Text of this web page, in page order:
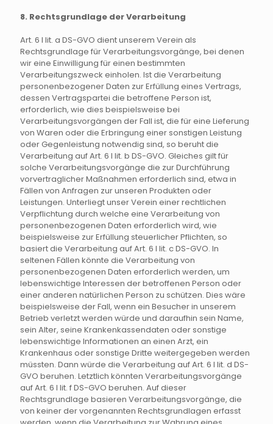
8. Rechtsgrundlage der Verarbeitung
Art. 6 I lit. a DS-GVO dient unserem Verein als
Rechtsgrundlage für Verarbeitungsvorgänge, bei denen
wir eine Einwilligung für einen bestimmten
Verarbeitungszweck einholen. Ist die Verarbeitung
personenbezogener Daten zur Erfüllung eines Vertrags,
dessen Vertragspartei die betroffene Person ist,
erforderlich, wie dies beispielsweise bei
Verarbeitungsvorgängen der Fall ist, die für eine Lieferung
von Waren oder die Erbringung einer sonstigen Leistung
oder Gegenleistung notwendig sind, so beruht die
Verarbeitung auf Art. 6 I lit. b DS-GVO. Gleiches gilt für
solche Verarbeitungsvorgänge die zur Durchführung
vorvertraglicher Maßnahmen erforderlich sind, etwa in
Fällen von Anfragen zur unseren Produkten oder
Leistungen. Unterliegt unser Verein einer rechtlichen
Verpflichtung durch welche eine Verarbeitung von
personenbezogenen Daten erforderlich wird, wie
beispielsweise zur Erfüllung steuerlicher Pflichten, so
basiert die Verarbeitung auf Art. 6 I lit. c DS-GVO. In
seltenen Fällen könnte die Verarbeitung von
personenbezogenen Daten erforderlich werden, um
lebenswichtige Interessen der betroffenen Person oder
einer anderen natürlichen Person zu schützen. Dies wäre
beispielsweise der Fall, wenn ein Besucher in unserem
Betrieb verletzt werden würde und daraufhin sein Name,
sein Alter, seine Krankenkassendaten oder sonstige
lebenswichtige Informationen an einen Arzt, ein
Krankenhaus oder sonstige Dritte weitergegeben werden
müssten. Dann würde die Verarbeitung auf Art. 6 I lit. d DS-
GVO beruhen. Letztlich könnten Verarbeitungsvorgänge
auf Art. 6 I lit. f DS-GVO beruhen. Auf dieser
Rechtsgrundlage basieren Verarbeitungsvorgänge, die
von keiner der vorgenannten Rechtsgrundlagen erfasst